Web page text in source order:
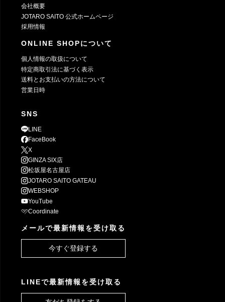
会社概要
JOTARO SAITO 公式ホームページ
採用情報
ONLINE SHOPについて
個人情報の取扱について
特定商取引法に基づく表示
送料とお支払いの方法について
営業日時
SNS
LINE
FaceBook
X
GINZA SIX店
松坂屋名古屋店
JOTARO SAITO GATEAU
WEBSHOP
YouTube
Coordinate
メールで最新情報を受け取る
今すぐ登録する
LINEで最新情報を受け取る